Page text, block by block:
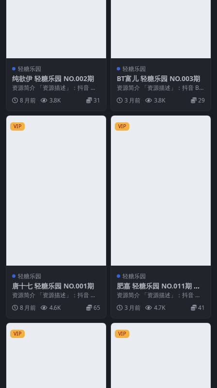
轻糖乐园
纯欲伊 轻糖乐园 NO.002期
资源简介 「资源描述」：抖音 纯
欲伊 轻糖乐园 NO.002期 【39P】
「资...8 月前 3.8K 31
轻糖乐园
BT富儿 轻糖乐园 NO.003期
资源简介 「资源描述」：抖音 BT
富儿 轻糖乐园 NO.003期 【30P】
「...3 月前 3.8K 29
VIP
轻糖乐园
唐十七 轻糖乐园 NO.001期
资源简介 「资源描述」：抖音 唐
十七 轻糖乐园 NO.001期 【31P】
「资...8 月前 4.6K 65
VIP
轻糖乐园
肥嘉 轻糖乐园 NO.011期 最
新至：2026.4.24
资源简介 「资源描述」：抖音 肥
嘉 轻糖乐园 NO.011期 【37P】最
新至：...
3 月前 4.7K 41
VIP VIP